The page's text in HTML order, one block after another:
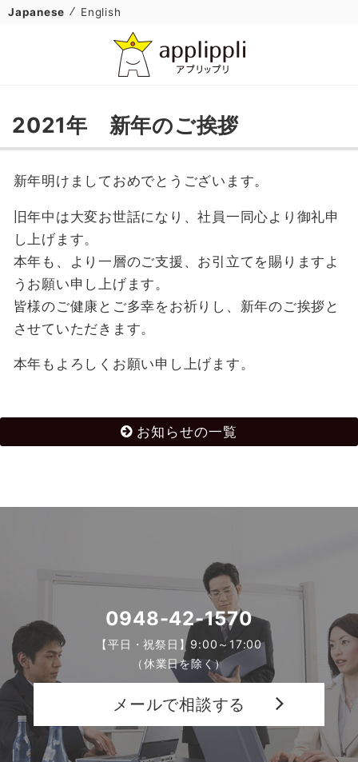
Japanese English
2021年 新年のご挨拶
新年明けましておめでとうございます。
旧年中は大変お世話になり、社員一同心より御礼申
し上げます。
本年も、より一層のご支援、お引立てを賜りますよ
うお願い申し上げます。
皆様のご健康とご多幸をお祈りし、新年のご挨拶と
させていただきます。
本年もよろしくお願い申し上げます。
お知らせの一覧
0948-42-1570
【平日・祝祭日】9:00～17:00
（休業日を除く）
メールで相談する